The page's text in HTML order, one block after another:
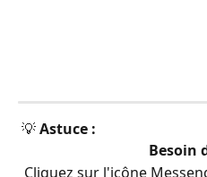
💡 Astuce :
Besoin
Cliquez sur l'icône